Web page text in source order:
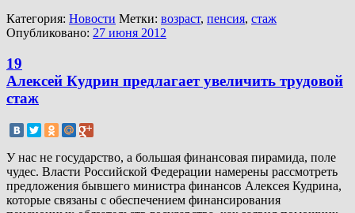
Категория: Новости Метки: возраст, пенсия, стаж
Опубликовано: 27 июня 2012
19
Алексей Кудрин предлагает увеличить трудовой
стаж
У нас не государство, а большая финансовая пирамида, поле
чудес. Власти Российской Федерации намерены рассмотреть
предложения бывшего министра финансов Алексея Кудрина,
которые связаны с обеспечением финансирования